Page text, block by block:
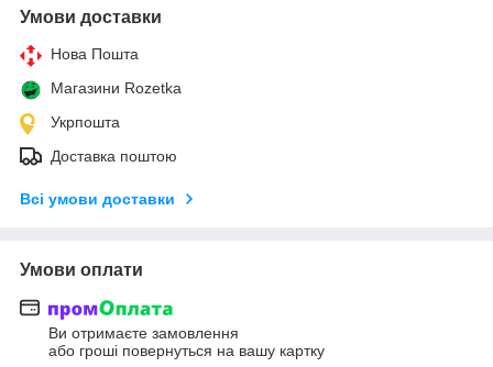
Умови доставки
Нова Пошта
Магазини Rozetka
Укрпошта
Доставка поштою
Всі умови доставки
Умови оплати
Ви отримаєте замовлення
або гроші повернуться на вашу картку